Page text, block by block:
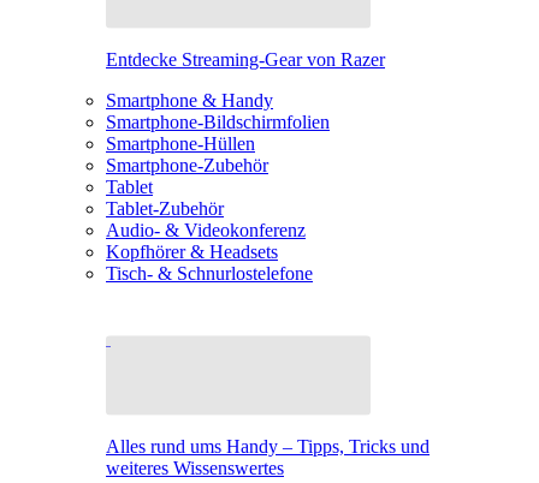
Entdecke Streaming-Gear von Razer
Smartphone & Handy
Smartphone-Bildschirmfolien
Smartphone-Hüllen
Smartphone-Zubehör
Tablet
Tablet-Zubehör
Audio- & Videokonferenz
Kopfhörer & Headsets
Tisch- & Schnurlostelefone
Alles rund ums Handy – Tipps, Tricks und
weiteres Wissenswertes